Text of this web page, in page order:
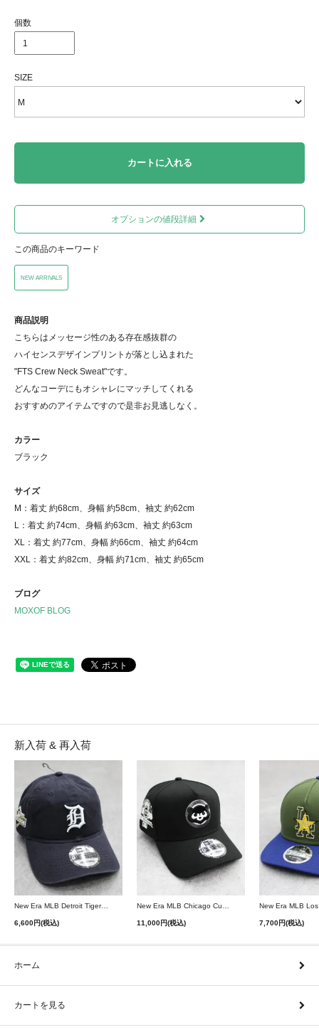
個数
SIZE
カートに入れる
オプションの値段詳細
この商品のキーワード
NEW ARRIVALS
商品説明
こちらはメッセージ性のある存在感抜群の
ハイセンスデザインプリントが落とし込まれた
"FTS Crew Neck Sweat"です。
どんなコーデにもオシャレにマッチしてくれる
おすすめのアイテムですので是非お見逃しなく。
カラー
ブラック
サイズ
M：着丈 約68cm、身幅 約58cm、袖丈 約62cm
L：着丈 約74cm、身幅 約63cm、袖丈 約63cm
XL：着丈 約77cm、身幅 約66cm、袖丈 約64cm
XXL：着丈 約82cm、身幅 約71cm、袖丈 約65cm
ブログ
MOXOF BLOG
新入荷 & 再入荷
New Era MLB Detroit Tigers Postseason 9Twenty Strapback Cap - Navy
6,600円(税込) 11,000円(税込) 7,700円(税込)
ホーム
カートを見る